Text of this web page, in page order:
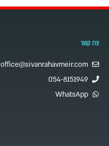
צרו קשר
office@sivanrahavmeir.com
054-8151949
WhatsApp